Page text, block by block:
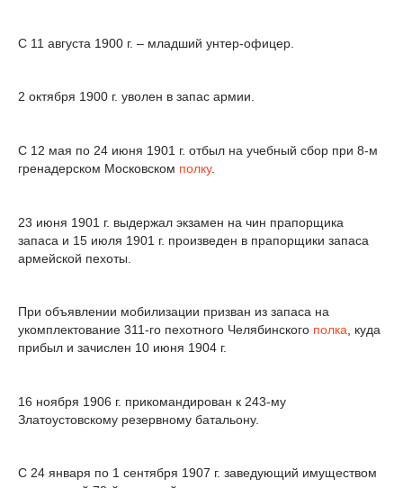
С 11 августа 1900 г. – младший унтер-офицер.
2 октября 1900 г. уволен в запас армии.
С 12 мая по 24 июня 1901 г. отбыл на учебный сбор при 8-м
гренадерском Московском полку.
23 июня 1901 г. выдержал экзамен на чин прапорщика
запаса и 15 июля 1901 г. произведен в прапорщики запаса
армейской пехоты.
При объявлении мобилизации призван из запаса на
укомплектование 311-го пехотного Челябинского полка , куда
прибыл и зачислен 10 июня 1904 г.
16 ноября 1906 г. прикомандирован к 243-му
Златоустовскому резервному батальону.
С 24 января по 1 сентября 1907 г. заведующий имуществом